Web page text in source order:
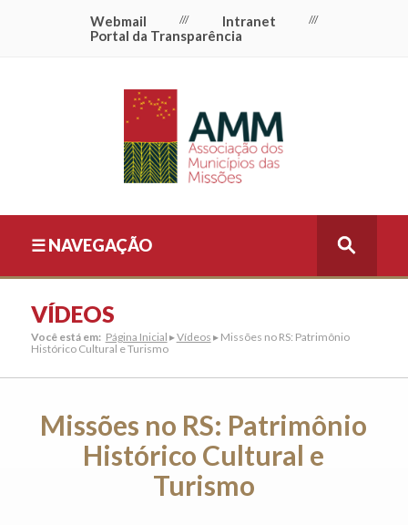
Webmail /// Intranet ///
Portal da Transparência
☰ NAVEGAÇÃO
VÍDEOS
Você está em: Página Inicial ▸Vídeos ▸ Missões no RS: Patrimônio
Histórico Cultural e Turismo
Missões no RS: Patrimônio
Histórico Cultural e
Turismo